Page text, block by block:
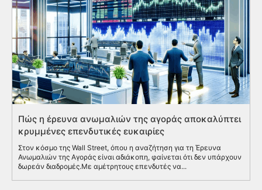
Πώς η έρευνα ανωμαλιών της αγοράς αποκαλύπτει
κρυμμένες επενδυτικές ευκαιρίες
Στον κόσμο της Wall Street, όπου η αναζήτηση για τη Έρευνα
Ανωμαλιών της Αγοράς είναι αδιάκοπη, φαίνεται ότι δεν υπάρχουν
δωρεάν διαδρομές.Με αμέτρητους επενδυτές να...